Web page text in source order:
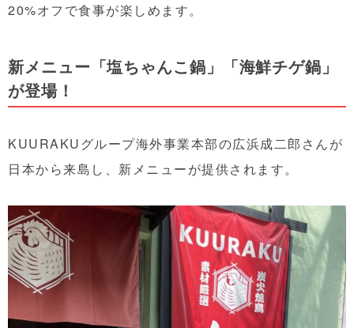
20%オフで食事が楽しめます。
新メニュー「塩ちゃんこ鍋」「海鮮チゲ鍋」
が登場！
KUURAKUグループ海外事業本部の広浜成二郎さんが
日本から来島し、新メニューが提供されます。